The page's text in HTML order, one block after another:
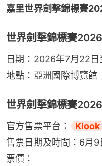
嘉里世界劍擊錦標賽
世界劍擊錦標賽
日期：2026年7月22日
地點：亞洲國際博覽館
世界劍擊錦標賽
官方售票平台：
Klook
售票日期及時間：6月9
票價：